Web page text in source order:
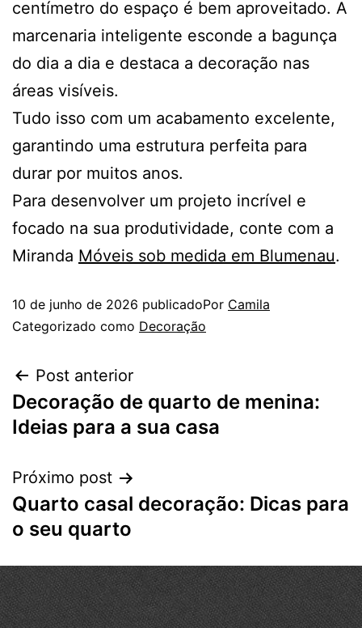
centímetro do espaço é bem aproveitado. A
marcenaria inteligente esconde a bagunça
do dia a dia e destaca a decoração nas
áreas visíveis.
Tudo isso com um acabamento excelente,
garantindo uma estrutura perfeita para
durar por muitos anos.
Para desenvolver um projeto incrível e
focado na sua produtividade, conte com a
Miranda Móveis sob medida em Blumenau.
10 de junho de 2026 publicadoPor Camila
Categorizado como Decoração
Post anterior
Decoração de quarto de menina:
Ideias para a sua casa
Próximo post
Quarto casal decoração: Dicas para
o seu quarto